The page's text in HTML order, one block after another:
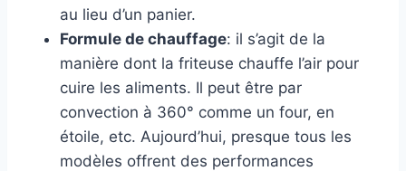
au lieu d’un panier.
Formule de chauffage: il s’agit de la
manière dont la friteuse chauffe l’air pour
cuire les aliments. Il peut être par
convection à 360° comme un four, en
étoile, etc. Aujourd’hui, presque tous les
modèles offrent des performances